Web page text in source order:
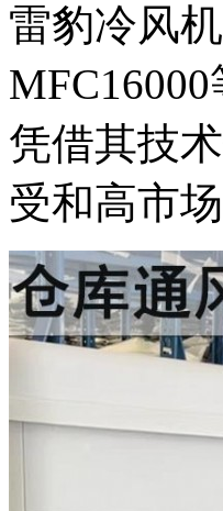
雷豹冷风
MFC16000
凭借其技
受和高市